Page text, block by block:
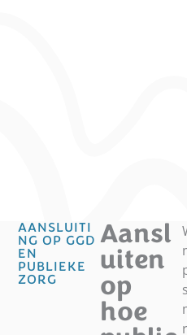
AANSLUITI
NG OP GGD
EN
PUBLIEKE
ZORG
Aansl
uiten
op
hoe